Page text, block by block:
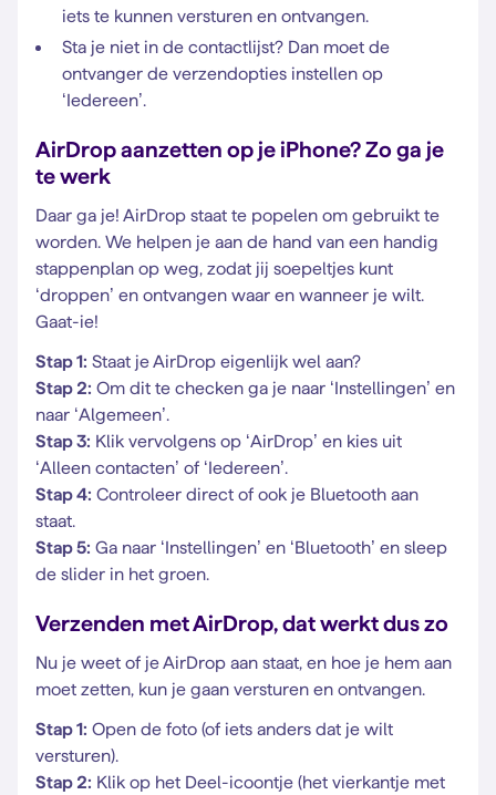
iets te kunnen versturen en ontvangen.
Sta je niet in de contactlijst? Dan moet de
ontvanger de verzendopties instellen op
‘Iedereen’.
AirDrop aanzetten op je iPhone? Zo ga je
te werk
Daar ga je! AirDrop staat te popelen om gebruikt te
worden. We helpen je aan de hand van een handig
stappenplan op weg, zodat jij soepeltjes kunt
‘droppen’ en ontvangen waar en wanneer je wilt.
Gaat-ie!
Stap 1: Staat je AirDrop eigenlijk wel aan?
Stap 2: Om dit te checken ga je naar ‘Instellingen’ en
naar ‘Algemeen’.
Stap 3: Klik vervolgens op ‘AirDrop’ en kies uit
‘Alleen contacten’ of ‘Iedereen’.
Stap 4: Controleer direct of ook je Bluetooth aan
staat.
Stap 5: Ga naar ‘Instellingen’ en ‘Bluetooth’ en sleep
de slider in het groen.
Verzenden met AirDrop, dat werkt dus zo
Nu je weet of je AirDrop aan staat, en hoe je hem aan
moet zetten, kun je gaan versturen en ontvangen.
Stap 1: Open de foto (of iets anders dat je wilt
versturen).
Stap 2: Klik op het Deel-icoontje (het vierkantje met